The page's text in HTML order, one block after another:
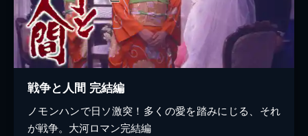
戦争と人間 完結編
ノモンハンで日ソ激突！多くの愛を踏みにじる、それ
が戦争。大河ロマン完結編